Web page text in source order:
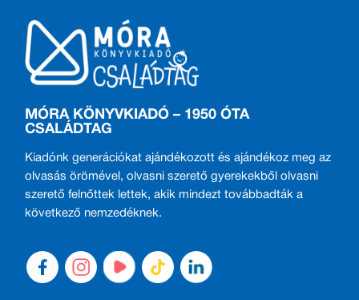
MÓRA KÖNYVKIADÓ – 1950 ÓTA
CSALÁDTAG
Kiadónk generációkat ajándékozott és ajándékoz meg az
olvasás örömével, olvasni szerető gyerekekből olvasni
szerető felnőttek lettek, akik mindezt továbbadták a
következő nemzedéknek.